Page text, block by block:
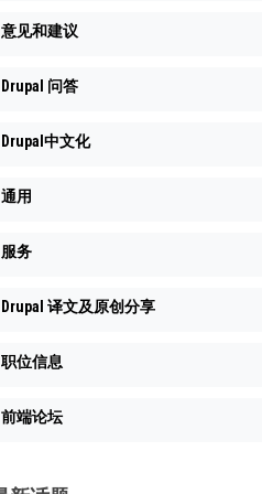
意见和建议
Drupal 问答
Drupal中文化
通用
服务
Drupal 译文及原创分享
职位信息
前端论坛